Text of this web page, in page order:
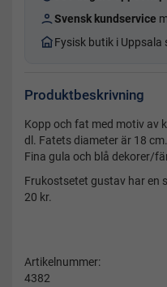
Svensk kundservice
Fysisk butik i Uppsala
Produktbeskrivning
Kopp och fat med motiv av
dl. Fatets diameter är 18 cm.
Fina gula och blå dekorer/
Frukostsetet gustav har en
20 kr.
Artikelnummer:
4382